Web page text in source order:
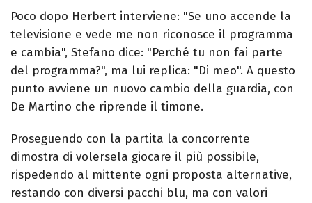
Poco dopo Herbert interviene: "Se uno accende la
televisione e vede me non riconosce il programma
e cambia", Stefano dice: "Perché tu non fai parte
del programma?", ma lui replica: "Di meo". A questo
punto avviene un nuovo cambio della guardia, con
De Martino che riprende il timone.
Proseguendo con la partita la concorrente
dimostra di volersela giocare il più possibile,
rispedendo al mittente ogni proposta alternative,
restando con diversi pacchi blu, ma con valori